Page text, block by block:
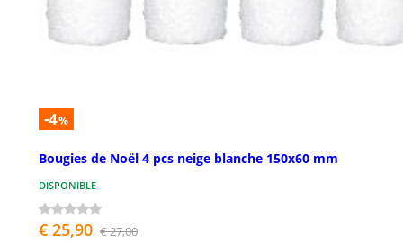
-4%
Bougies de Noël 4 pcs neige blanche 150x60 mm
DISPONIBLE
€ 25,90 € 27,00